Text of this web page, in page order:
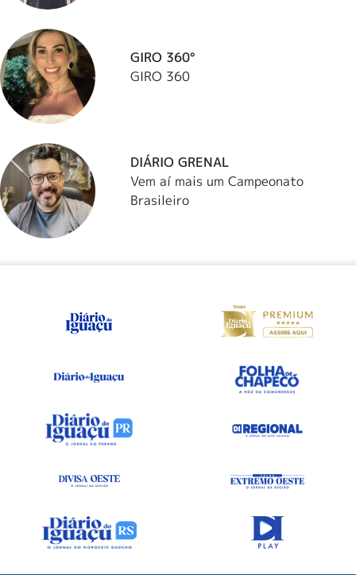
GIRO 360°
GIRO 360
DIÁRIO GRENAL
Vem aí mais um Campeonato
Brasileiro